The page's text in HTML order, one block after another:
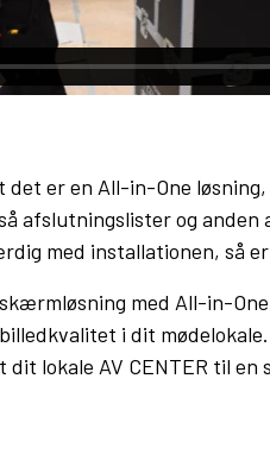
det er en All-in-One
afslutningslister og
med installationen, så
med All-in-
i dit
dit lokale AV CENTER til en